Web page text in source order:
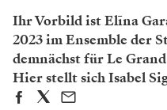
Ihr Vorbild ist Elīna
2023 im Ensemble der
demnächst für Le
Hier stellt sich Isabel